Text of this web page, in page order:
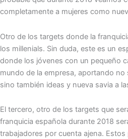
completamente a mujeres como
Otro de los targets donde la
los millenials. Sin duda, este es un
donde los jóvenes con un pequeño
mundo de la empresa, aportando no
sino también ideas y nueva savia a
El tercero, otro de los targets que
franquicia española durante 2018
trabajadores por cuenta ajena.